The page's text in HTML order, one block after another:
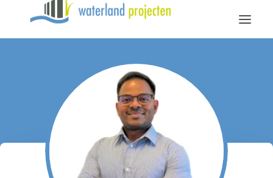
Over Waterland
Vacatures
Contact